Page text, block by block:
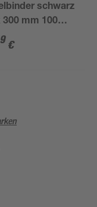
schwarz
300 mm 100
€